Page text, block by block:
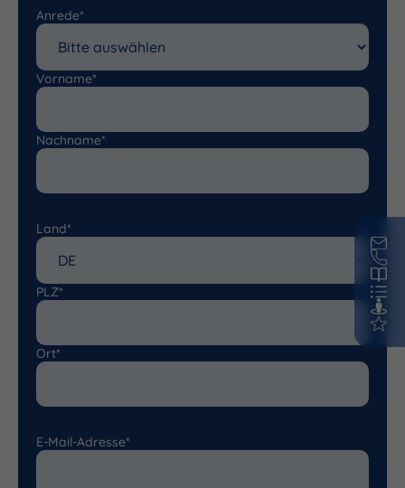
Anrede*
Vorname*
Nachname*
Land*
PLZ*
Ort*
E-Mail-Adresse*